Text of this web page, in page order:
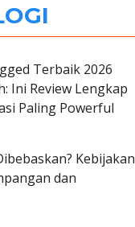
Terbaik 2026
Ini Review Lengkap
Paling Powerful
Kebijakan
dan